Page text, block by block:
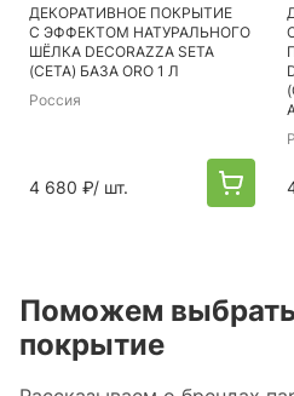
ДЕКОРАТИВНОЕ ПОКРЫТИЕ
С ЭФФЕКТОМ НАТУРАЛЬНОГО
ШЁЛКА DECORAZZA SETA
(СЕТА) БАЗА ORO 1 Л
Россия
4 680 ₽/ шт.
Поможем
покрытие